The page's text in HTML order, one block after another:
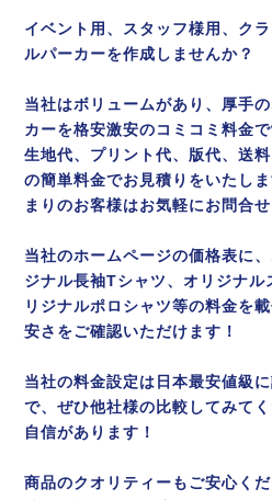
イベント用、スタッフ様用、ク
ルパーカーを作成しませんか？
当社はボリュームがあり、厚手
カーを格安激安のコミコミ料金
生地代、プリント代、版代、送
の簡単料金でお見積りをいたし
まりのお客様はお気軽にお問合
当社のホームページの価格表に
ジナル長袖Tシャツ、オリジナル
リジナルポロシャツ等の料金を
安さをご確認いただけます！
当社の料金設定は日本最安値級
で、ぜひ他社様の比較してみて
自信があります！
商品のクオリティーもご安心く